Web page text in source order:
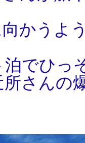
かうよ
でひっ
さんの